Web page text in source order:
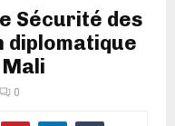
Sécurité des
diplomatique
0